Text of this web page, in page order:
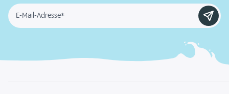
E-Mail-Adresse*